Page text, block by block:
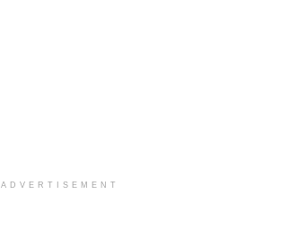
ADVERTISEMENT